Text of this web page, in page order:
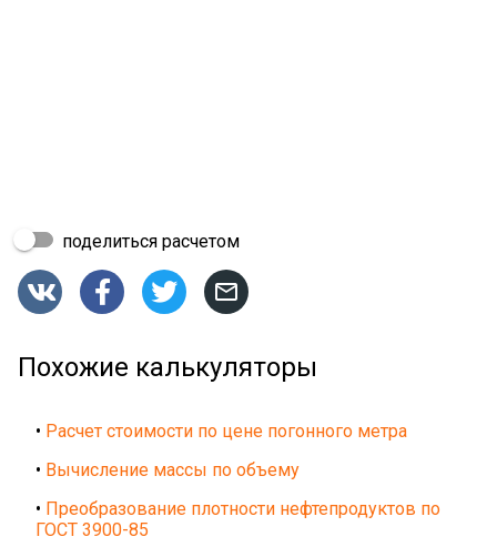
поделиться расчетом
   
Похожие калькуляторы
• Расчет стоимости по цене погонного метра
• Вычисление массы по объему
• Преобразование плотности нефтепродуктов по
ГОСТ 3900-85